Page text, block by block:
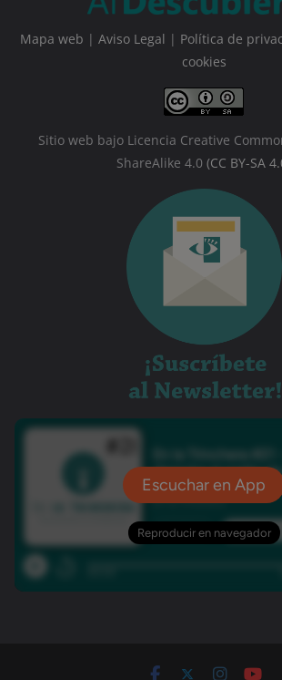
Mapa web | Aviso Legal | Política de
cookies
Sitio web bajo Licencia Creative
ShareAlike 4.0 (CC BY-SA